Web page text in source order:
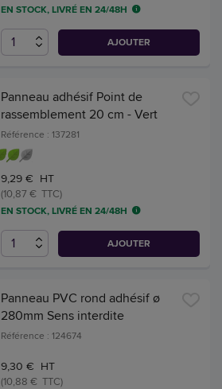
EN STOCK, LIVRÉ EN 24/48H
AJOUTER
Panneau adhésif Point de
rassemblement 20 cm - Vert
Référence : 137281
9,29 € HT
(10,87 € TTC)
EN STOCK, LIVRÉ EN 24/48H
AJOUTER
Panneau PVC rond adhésif ø
280mm Sens interdite
Référence : 124674
9,30 € HT
(10,88 € TTC)